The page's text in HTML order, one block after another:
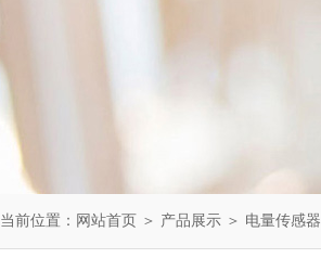
当前位置： 网站首页 ＞ 产品展示 ＞ 电量传感器